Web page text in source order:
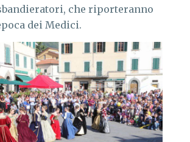
che riporteranno
dei Medici.